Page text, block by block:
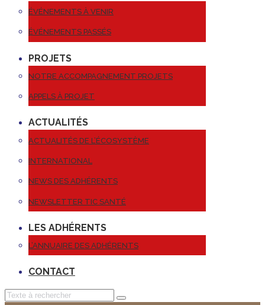
ÉVÉNEMENTS À VENIR
ÉVÉNEMENTS PASSÉS
PROJETS
NOTRE ACCOMPAGNEMENT PROJETS
APPELS À PROJET
ACTUALITÉS
ACTUALITÉS DE L’ÉCOSYSTÈME
INTERNATIONAL
NEWS DES ADHÉRENTS
NEWSLETTER TIC SANTÉ
LES ADHÉRENTS
L’ANNUAIRE DES ADHÉRENTS
CONTACT